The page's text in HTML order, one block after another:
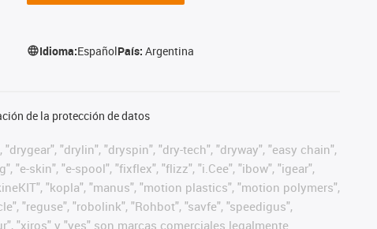
Idioma:EspañolPaís:Argentina
de la protección de datos
"drylin", "dryspin", "dry-tech", "dryway", "easy chain",
"e-skin", "e-spool", "fixflex", "flizz", "i.Cee", "ibow", "igear",
"kopla", "manus", "motion plastics", "motion polymers",
"reguse", "robolink", "Rohbot", "savfe", "speedigus",
"xiros" y "yes" son marcas comerciales legalmente